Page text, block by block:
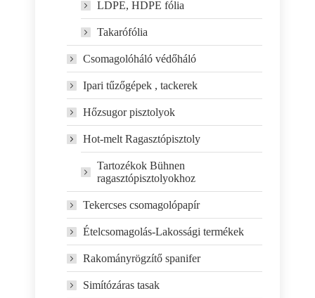
LDPE, HDPE fólia
Takarófólia
Csomagolóháló védőháló
Ipari tűzőgépek , tackerek
Hőzsugor pisztolyok
Hot-melt Ragasztópisztoly
Tartozékok Bühnen
ragasztópisztolyokhoz
Tekercses csomagolópapír
Ételcsomagolás-Lakossági termékek
Rakományrögzítő spanifer
Simítózáras tasak